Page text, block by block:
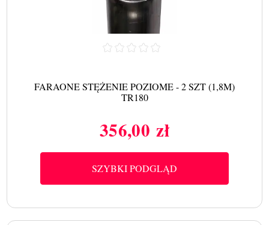
FARAONE STĘŻENIE POZIOME - 2 SZT (1,8M)
TR180
Cena
356,00 zł
SZYBKI PODGLĄD